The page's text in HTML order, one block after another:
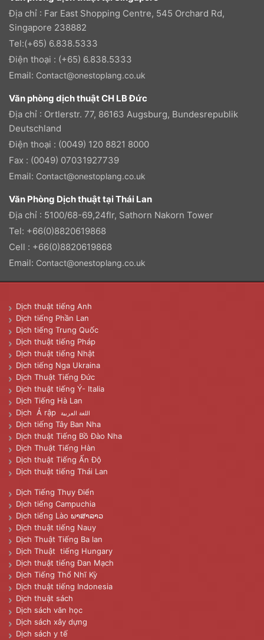
Địa chỉ : Far East Shopping Centre, 545 Orchard Rd,
Singapore 238882
Tel:(+65) 6.838.5333
Điện thoại : (+65) 6.838.5333
Email: Contact@onestoplang.co.uk
Văn phòng dịch thuật CH LB Đức
Địa chỉ : Ortlerstr. 77, 86163 Augsburg, Bundesrepublik
Deutschland
Điện thoại : (0049) 120 8821 8000
Fax : (0049) 07031927739
Email: Contact@onestoplang.co.uk
Văn Phòng Dịch thuật tại Thái Lan
Địa chỉ : 5100/68-69,24flr, Sathorn Nakorn Tower
Tel: +66(0)8820619868
Cell : +66(0)8820619868
Email: Contact@onestoplang.co.uk
Dịch thuật tiếng Anh
Dịch tiếng Phần Lan
Dịch tiếng Trung Quốc
Dịch thuật tiếng Pháp
Dịch thuật tiếng Nhật
Dịch tiếng Nga Ukraina
Dịch Thuật Tiếng Đức
Dịch thuật tiếng Ý- Italia
Dịch Tiếng Hà Lan
Dịch Ả rập
اللغة العربية
Dịch tiếng Tây Ban Nha
Dịch thuật Tiếng Bồ Đào Nha
Dịch Thuật Tiếng Hàn
Dịch thuật Tiếng Ấn Độ
Dịch thuật tiếng Thái Lan
Dịch Tiếng Thụy Điển
Dịch tiếng Campuchia
Dịch tiếng Lào ພາສາລາວ
Dịch thuật tiếng Nauy
Dịch Thuật Tiếng Ba lan
Dịch Thuật tiếng Hungary
Dịch thuật tiếng Đan Mạch
Dịch Tiếng Thổ Nhĩ Kỳ
Dịch thuật tiếng Indonesia
Dịch thuật sách
Dịch sách văn học
Dịch sách xây dựng
Dịch sách y tế